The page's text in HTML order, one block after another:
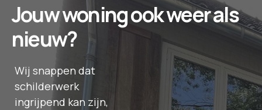
Jouw woning ook weer als
nieuw?
Wij snappen dat
schilderwerk
ingrijpend kan zijn,